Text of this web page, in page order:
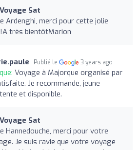
Sat
Ardenghi, merci pour cette jolie
très bientôtMarion
Publié le 3 years ago
Voyage à Majorque organisé par
Je recommande, jeune
et disponible.
Sat
Hannedouche, merci pour votre
Je suis ravie que votre voyage